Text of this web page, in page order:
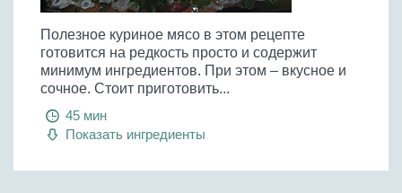
Полезное куриное мясо в этом рецепте
готовится на редкость просто и содержит
минимум ингредиентов. При этом – вкусное и
сочное. Стоит приготовить...
45 мин
Показать ингредиенты